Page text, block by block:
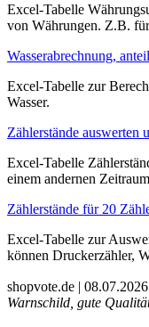
Excel-Tabelle
von Währungen. Z.B.
Wasserabrechnung,
Excel-Tabelle zur
Wasser.
Zählerstände auswerten
Excel-Tabelle
einem andernen
Zählerstände für 20
Excel-Tabelle zur
können Druckerzähler,
shopvote.de | 08.07.2026
Warnschild, gute